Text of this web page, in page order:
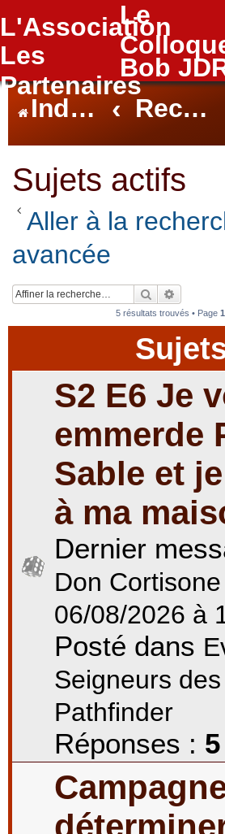
L'Association
Le
Les
Partenaires
Bob
FAQ
Index du forum Rechercher
Sujets actifs
Aller à la
avancée
Rechercher
5 résultats trouvés • Page 1
S2 E6 Je
emmerde
Sable et
à ma
Dernier
Don Cortisone
06/08/2026 à
Posté dans
Seigneurs
Pathfinder
Réponses : 5